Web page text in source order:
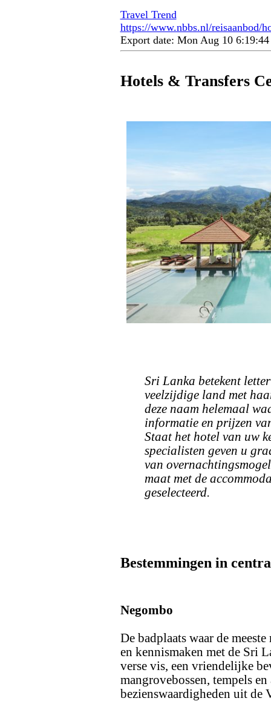
Travel Trend
https://www.nbbs.nl/reisaanbod/
Export date: Mon Aug 10
Hotels & Transfers
Sri Lanka betekent
veelzijdige land met
deze naam helemaal
informatie en prijzen
Staat het hotel van uw
specialisten geven u
van
maat met de
geselecteerd.
Bestemmingen in
Negombo
De badplaats waar de
en kennismaken met de Sri
verse vis, een vriendelijke
mangrovebossen, tempels
bezienswaardigheden uit de